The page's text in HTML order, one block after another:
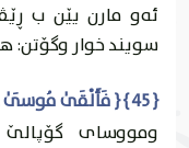
ئه‌و مارن يێن ب
سويند خوار
{ 45 } { فَأَلْقَىٰ مُوسَىٰ عَصَاهُ فَإِذَا هِيَ تَلْقَفُ مَا يَأْفِكُونَ }
ومووساى